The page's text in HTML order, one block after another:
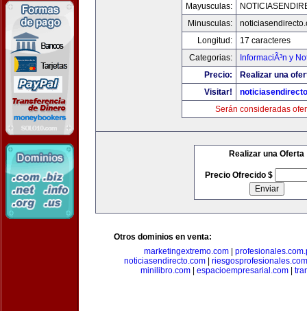
Mayusculas:
Minusculas:
Longitud:
17 caracteres
Categorias:
InformaciÃ³n y
Precio:
Realizar una
Visitar!
Serán consideradas
Realizar una Oferta
Precio Ofrecido $
Otros dominios en venta:
marketingextremo.com|
noticiasendirecto.com
riesgosprofesionales.com
minilibro.com| espacioempresarial.com|